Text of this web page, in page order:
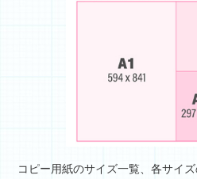
コピー用紙のサイズ一覧、各サイ